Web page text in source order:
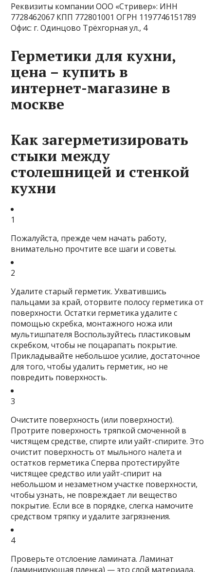
Реквизиты компании ООО «Стривер»: ИНН
7728462067 КПП 772801001 ОГРН 1197746151789
Офис: г. Одинцово Трёхгорная ул., 4
Герметики для кухни,
цена – купить в
интернет-магазине в
москве
Как загерметизировать
стыки между
столешницей и стенкой
кухни
1
Пожалуйста, прежде чем начать работу,
внимательно прочтите все шаги и советы.
2
Удалите старый герметик. Ухватившись
пальцами за край, оторвите полосу герметика от
поверхности. Остатки герметика удалите с
помощью скребка, монтажного ножа или
мультишпателя Воспользуйтесь пластиковым
скребком, чтобы не поцарапать покрытие.
Прикладывайте небольшое усилие, достаточное
для того, чтобы удалить герметик, но не
повредить поверхность.
3
Очистите поверхность (или поверхности).
Протрите поверхность тряпкой смоченной в
чистящем средстве, спирте или уайт-спирите. Это
очистит поверхность от мыльного налета и
остатков герметикаСперва протестируйте
чистящее средство или уайт-спирит на
небольшом и незаметном участке поверхности,
чтобы узнать, не повреждает ли вещество
покрытие. Если все в порядке, слегка намочите
средством тряпку и удалите загрязнения.
4
Проверьте отслоение ламината. Ламинат
(ламинирующая пленка) — это слой материала,